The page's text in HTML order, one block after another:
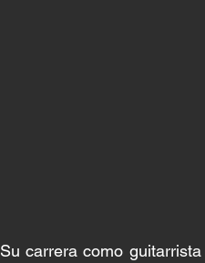
Su carrera como